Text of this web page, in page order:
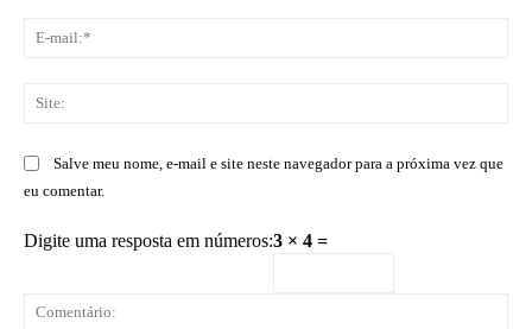
Salve meu nome, e-mail e site neste navegador para a próxima vez que
eu comentar.
Digite uma resposta em números:3 × 4 =